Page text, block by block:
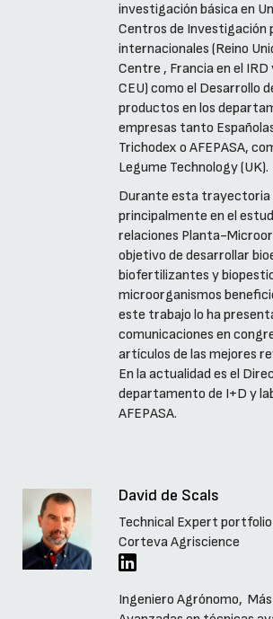
investigación básica en
Centros de Investigación
internacionales (Reino
Centre , Francia en el IRD
CEU) como el Desarrollo
productos en los
empresas tanto
Trichodex o AFEPASA,
Legume Technology (UK).
Durante esta trayectoria
principalmente en el
relaciones Planta-
objetivo de desarrollar
biofertilizantes y
microorganismos
este trabajo lo ha
comunicaciones en
artículos de las mejores
En la actualidad es el
departamento de I+D y
AFEPASA.
David de Scals
Technical Expert portfolio
Corteva Agriscience
Ingeniero Agrónomo,